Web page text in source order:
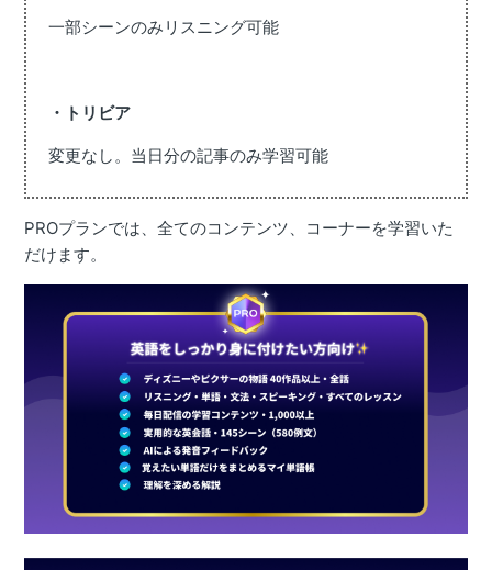
一部シーンのみリスニング可能
・トリビア
変更なし。当日分の記事のみ学習可能
PROプランでは、全てのコンテンツ、コーナーを学習いた
だけます。